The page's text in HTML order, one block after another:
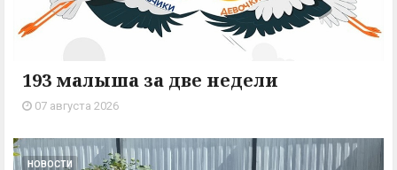
193 малыша за две недели
07 августа 2026
НОВОСТИ